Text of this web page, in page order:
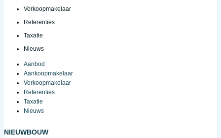
Verkoopmakelaar
Referenties
Taxatie
Nieuws
Aanbod
Aankoopmakelaar
Verkoopmakelaar
Referenties
Taxatie
Nieuws
NIEUWBOUW